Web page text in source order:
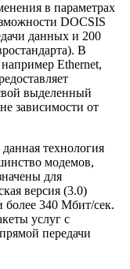
в параметрах
DOCSIS
данных и 200
В
Ethernet,
выделенный
зависимости от
технология
модемов,
для
версия (3.0)
более 340 Мбит/сек.
услуг с
передачи